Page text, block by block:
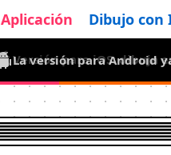
Aplicación Dibujo con
La versión para Android